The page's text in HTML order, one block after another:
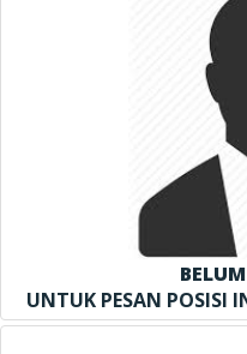
UNTUK PESAN POSISI